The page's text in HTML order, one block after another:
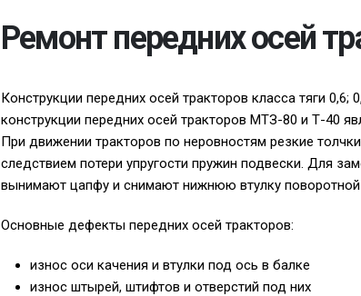
Ремонт передних осей
Конструкции передних осей тракторов класса тяги
конструкции передних осей тракторов МТЗ-80 и Т-40
При движении тракторов по неровностям резкие
следствием потери упругости пружин подвески. Для
вынимают цапфу и снимают нижнюю втулку
Основные дефекты передних осей тракторов:
износ оси качения и втулки под ось в балке
износ штырей, штифтов и отверстий под них